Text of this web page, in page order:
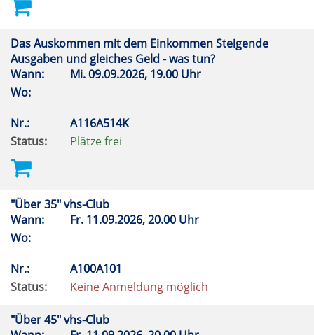
Das Auskommen mit dem Einkommen Steigende
Ausgaben und gleiches Geld - was tun?
Wann:
Mi.09.09.2026, 19.00 Uhr
Wo:
Nr.:
A116A514K
Status:
Plätze frei
"Über 35" vhs-Club
Wann:
Fr. 11.09.2026, 20.00 Uhr
Wo:
Nr.:
A100A101
Status:
Keine Anmeldung möglich
"Über 45" vhs-Club